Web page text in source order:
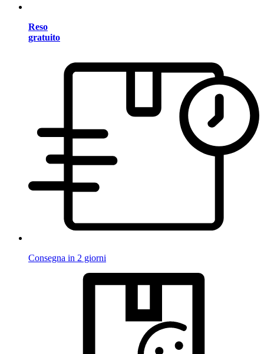
Reso
gratuito
Consegna in 2 giorni